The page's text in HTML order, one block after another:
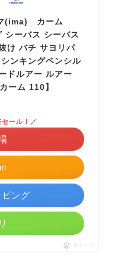
(ima) カーム
ーバス シーバス
け バチ サヨリパ
ンキングペンシル
ドルアー ルアー
ーム 110】
ール！／
ピング
ポチップ